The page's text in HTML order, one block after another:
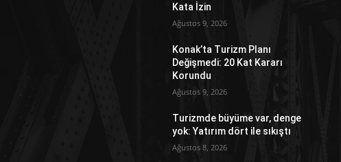
Kata İzin
Ağustos 9, 2026
Konak’ta Turizm Planı
Değişmedi: 20 Kat Kararı
Korundu
Ağustos 9, 2026
Turizmde büyüme var, denge
yok: Yatırım dört ile sıkıştı
Ağustos 8, 2026